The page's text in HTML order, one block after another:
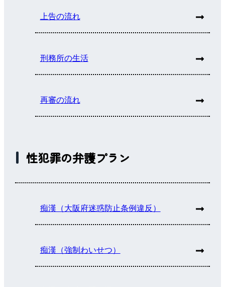
上告の流れ
刑務所の生活
再審の流れ
性犯罪の弁護プラン
痴漢（大阪府迷惑防止条例違反）
痴漢（強制わいせつ）